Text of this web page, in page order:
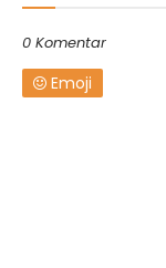
0 Komentar
Emoji